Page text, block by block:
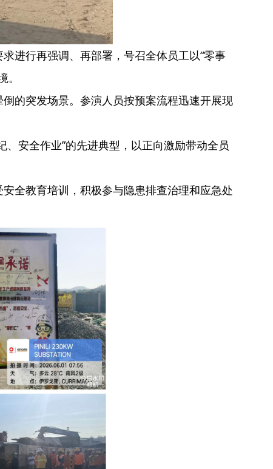
进行再强调、再部署，号召全体员工以“零事
的突发场景。参演人员按预案流程迅速开展现
、安全作业”的先进典型，以正向激励带动全员
全教育培训，积极参与隐患排查治理和应急处